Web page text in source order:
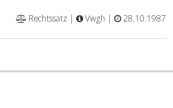
Rechtssatz |
Vwgh | 28.10.1987